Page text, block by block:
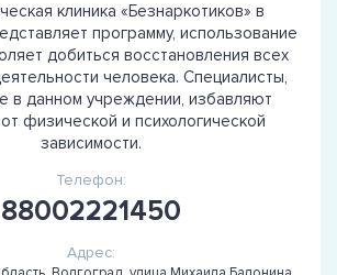
клиника «Безнаркотиков» в
программу, использование
добиться восстановления всех
человека. Специалисты,
в данном учреждении, избавляют
физической и психологической
зависимости.
Телефон:
88002221450
Адрес: